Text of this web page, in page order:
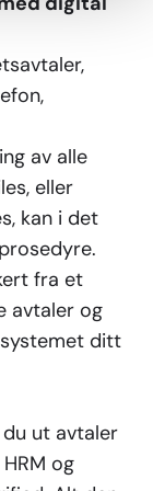
av alle
eller
kan i det
fra et
avtaler og
ditt
ut avtaler
og